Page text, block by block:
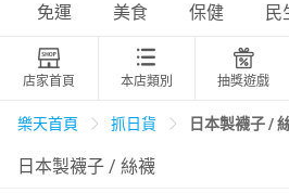
購物網分類
天天免運 美食蛋糕 養
免運 美食 保健 民
店家首頁 本店類別 抽獎遊戲
樂天首頁 抓日貨 日本製襪子 /
日本製襪子 / 絲襪